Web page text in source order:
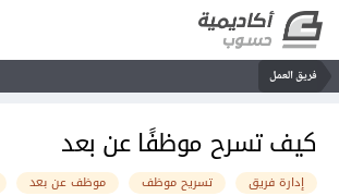
فريق العمل
كيف تسرح موظفًا عن بعد
إدارة فريق تسريح موظف موظف عن بعد